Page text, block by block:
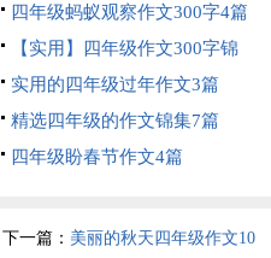
字汇编9篇
四年级蚂蚁观察作文300字4篇
【实用】四年级作文300字锦
集5篇
实用的四年级过年作文3篇
精选四年级的作文锦集7篇
四年级盼春节作文4篇
下一篇： 美丽的秋天四年级作文10